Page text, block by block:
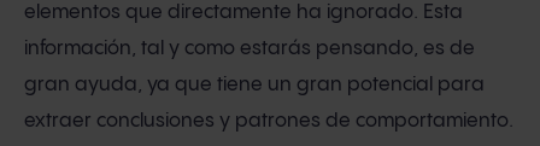
elementos que directamente ha ignorado. Esta
información, tal y como estarás pensando, es de
gran ayuda, ya que tiene un gran potencial para
extraer conclusiones y patrones de comportamiento.